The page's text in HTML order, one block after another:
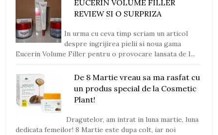
EUCERIN VOLUME FILLER
REVIEW SI O SURPRIZA
In urma cu ceva timp scriam un articol
despre ingrijirea pielii si noua gama
Eucerin Volume Filler pentru o provocare lansata de I...
De 8 Martie vreau sa ma rasfat cu
un produs special de la Cosmetic
Plant!
Dragutelor, am intrat in luna martie, luna
dedicata femeilor! 8 Martie este dupa colt, iar noi